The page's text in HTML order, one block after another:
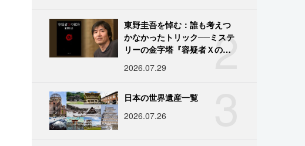
2
東野圭吾を悼む：誰も考えつ
かなかったトリック──ミステ
リーの金字塔『容疑者Ｘの献
2026.07.29
日本の世界遺産一覧
2026.07.26